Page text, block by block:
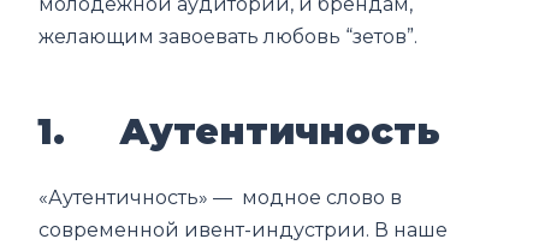
молодежной аудитории, и брендам,
желающим завоевать любовь “зетов”.
1. Аутентичность
«Аутентичность» — модное слово в
современной ивент-индустрии. В наше